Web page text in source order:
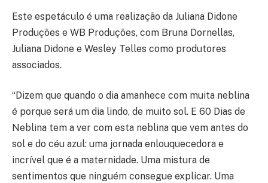
Este espetáculo é uma realização da Juliana Didone
Produções e WB Produções, com Bruna Dornellas,
Juliana Didone e Wesley Telles como produtores
associados.
“Dizem que quando o dia amanhece com muita neblina
é porque será um dia lindo, de muito sol. E 60 Dias de
Neblina tem a ver com esta neblina que vem antes do
sol e do céu azul: uma jornada enlouquecedora e
incrível que é a maternidade. Uma mistura de
sentimentos que ninguém consegue explicar. Uma